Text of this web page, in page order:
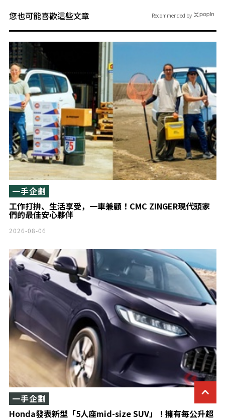
您也可能喜歡這些文章
工作打拚、生活享受，一車兼顧！CMC ZINGER現代頭家
們的最佳安心夥伴
一手企劃
2026-08-06
Honda發表新型「5人座mid-size SUV」！擁有每公升超
一手企劃
Recommended by